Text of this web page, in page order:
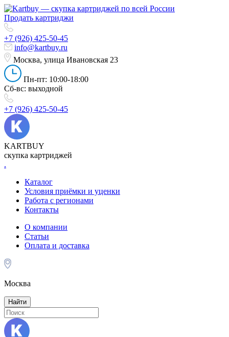
Продать картриджи
+7 (926) 425-50-45
info@kartbuy.ru
Москва, улица Ивановская 23
Пн-пт: 10:00-18:00
Сб-вс: выходной
+7 (926) 425-50-45
KARTBUY
скупка картриджей
.
Каталог
Условия приёмки и уценки
Работа с регионами
Контакты
О компании
Статьи
Оплата и доставка
Москва
Найти